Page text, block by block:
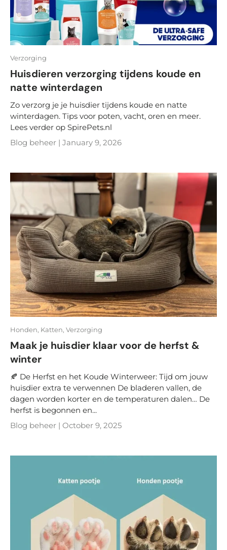
Verzorging
Huisdieren verzorging tijdens koude en
natte winterdagen
Zo verzorg je je huisdier tijdens koude en natte
winterdagen. Tips voor poten, vacht, oren en meer.
Lees verder op SpirePets.nl
Blog beheer | January 9, 2026
Honden, Katten, Verzorging
Maak je huisdier klaar voor de herfst &
winter
🍂 De Herfst en het Koude Winterweer: Tijd om jouw
huisdier extra te verwennen De bladeren vallen, de
dagen worden korter en de temperaturen dalen… De
herfst is begonnen en...
Blog beheer | October 9, 2025